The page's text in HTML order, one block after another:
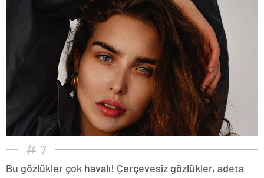
7
Bu gözlükler çok havalı! Çerçevesiz gözlükler, adeta